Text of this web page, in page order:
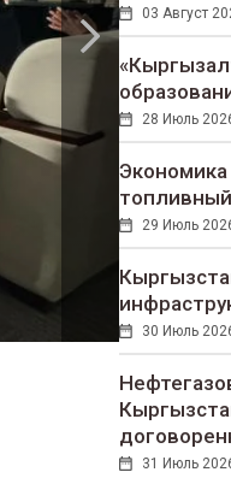
03 Август
28 Июль
29 Июль
30 Июль
31 Июль